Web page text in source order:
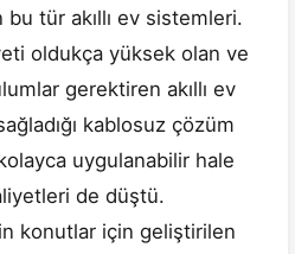
bu tür akıllı ev sistemleri.
oldukça yüksek olan ve
gerektiren akıllı ev
kablosuz çözüm
uygulanabilir hale
de düştü.
konutlar için geliştirilen